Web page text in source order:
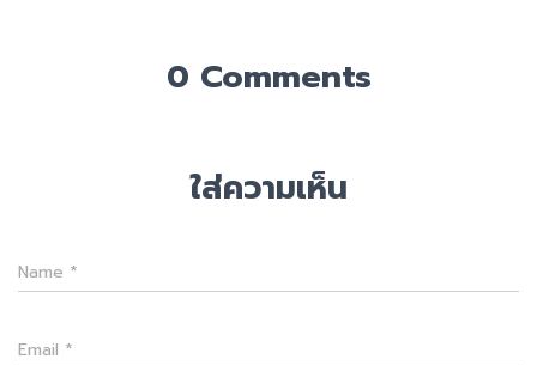
0 Comments
ใส่ความเห็น
Name *
Email *